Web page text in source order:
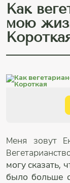
Как
мою
Меня зовут
могу сказать,
было больше